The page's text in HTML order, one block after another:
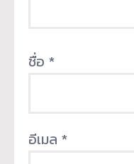
ชื่อ *
อีเมล *